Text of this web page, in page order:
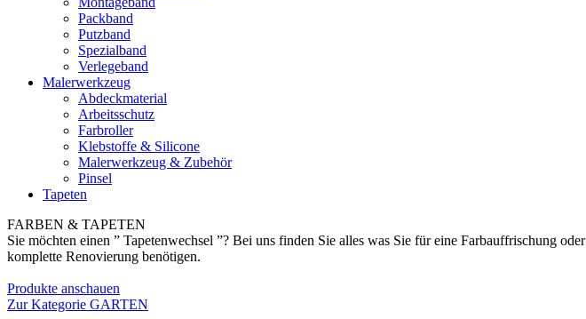
Packband
Putzband
Spezialband
Verlegeband
Malerwerkzeug
Abdeckmaterial
Arbeitsschutz
Farbroller
Klebstoffe & Silicone
Malerwerkzeug & Zubehör
Pinsel
Tapeten
FARBEN & TAPETEN
Sie möchten einen ” Tapetenwechsel ”? Bei uns finden Sie alles was Sie für eine Farbauffrischung oder
komplette Renovierung benötigen.
Produkte anschauen
Zur Kategorie GARTEN